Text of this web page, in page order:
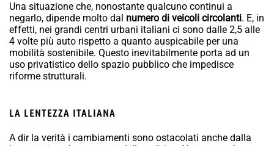
Una situazione che, nonostante qualcuno continui a
negarlo, dipende molto dal numero di veicoli circolanti. E, in
effetti, nei grandi centri urbani italiani ci sono dalle 2,5 alle
4 volte più auto rispetto a quanto auspicabile per una
mobilità sostenibile. Questo inevitabilmente porta ad un
uso privatistico dello spazio pubblico che impedisce
riforme strutturali.
LA LENTEZZA ITALIANA
A dir la verità i cambiamenti sono ostacolati anche dalla